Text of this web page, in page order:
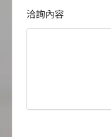
洽詢內容